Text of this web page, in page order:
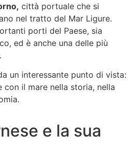
città portuale che si
nel tratto del Mar Ligure.
porti del Paese, sia
ed è anche una delle più
un interessante punto di vista:
il mare nella storia, nella
e la sua